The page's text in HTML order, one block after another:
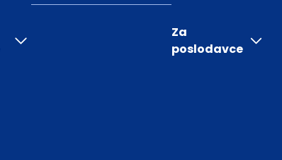
Za
poslodavce